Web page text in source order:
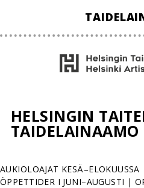
HELSINGIN
TAIDELAINAAMO
AUKIOLOAJAT KESÄ–ELOKUUSSA
ÖPPETTIDER I JUNI–AUGUSTI |